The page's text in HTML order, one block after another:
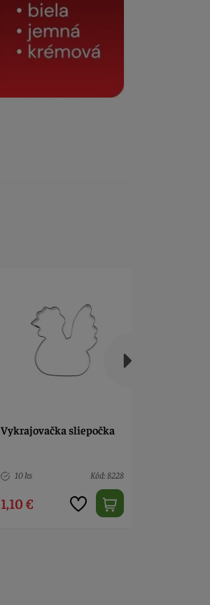
Vykrajovačka kuriatko
> 10 Kód: 12262
1,10 €